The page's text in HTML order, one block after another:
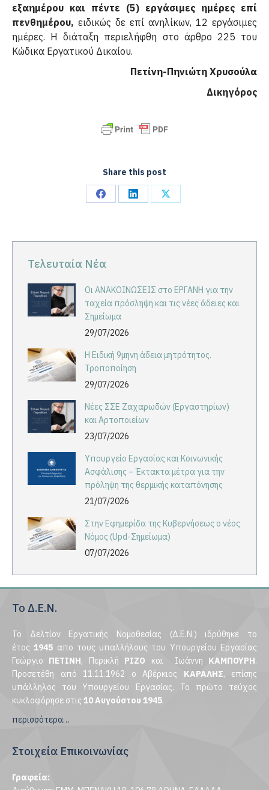
εξαημέρου και πέντε (5) εργάσιμες ημέρες επί
πενθημέρου, ειδικώς δε επί ανηλίκων, 12 εργάσιμες
ημέρες. Η διάταξη περιελήφθη στο άρθρο 225 του
Κώδικα Εργατικού Δικαίου.
Πετίνη-Πηνιώτη Χρυσούλα
Δικηγόρος
Share this post
Share Share Share
Τελευταία Νέα
Οι ΑΝΑΚΟΙΝΩΣΕΙΣ στο ΕΡΓΑΝΗ για την
ταχεία πρόσληψη και τις νέες άδειες και
Σημείωμα
29/07/2026
Η Ειδική 9μηνη άδεια μητρότητος.
Τροποποίηση
29/07/2026
Νέες ΣΣΕ Ζαχαρωδών (Εργαστηρίων)
και Αρτοποιείων
23/07/2026
Υπουργείο Εργασίας και Κοινωνικής
Ασφάλισης – Έκτακτα μέτρα για την
πρόληψη της θερμικής καταπόνησης
21/07/2026
Στην Εφημερίδα της Κυβερνήσεως ο νέος
Νόμος (Upd-Σημείωμα)
07/07/2026
Το Δ.Ε.Ν.
Το Δελτίον Εργατικής Νομοθεσίας (Δ.Ε.Ν.) ιδρύθηκε το
έτος1945 απο τους υπαλλήλους του Υπουργείου Εργασίας
Γεώργιο ΠΕΤΙΝΗ, Περικλή ΡΙΖΟ και Ιωάννη ΚΑΜΠΟΥΡΗ.
Προσετέθη από 11.11.1962 ο Αβέρκιος ΚΑΡΑΛΗΣ, επίσης
υπάλληλος του Υπουργείου Εργασίας. Το πρώτο τεύχος
κυκλοφόρησε στις 10 Αυγούστου 1945.
περισσότερα…
Στοιχεία Επικοινωνίας
Γραφεία: